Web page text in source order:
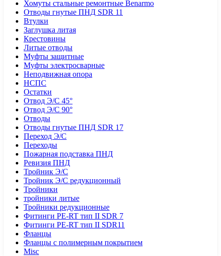
Хомуты стальные ремонтные Benarmo
Отводы гнутые ПНД SDR 11
Втулки
Заглушка литая
Крестовины
Литые отводы
Муфты защитные
Муфты электросварные
Неподвижная опора
НСПС
Остатки
Отвод Э/С 45°
Отвод Э/С 90°
Отводы
Отводы гнутые ПНД SDR 17
Переход Э/С
Переходы
Пожарная подставка ПНД
Ревизия ПНД
Тройник Э/С
Тройник Э/С редукционный
Тройники
тройники литые
Тройники редукционные
Фитинги PE-RT тип II SDR 7
Фитинги PE-RT тип II SDR11
Фланцы
Фланцы с полимерным покрытием
Misc